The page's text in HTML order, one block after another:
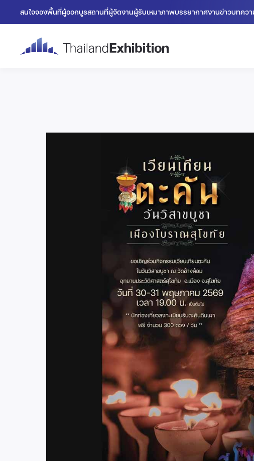
สนใจจองพื้นที่ผู้ออกบูธสถานที่ผู้จัดงานผู้รับเหมาภาพบรรยากาศงานข่าวบทควา